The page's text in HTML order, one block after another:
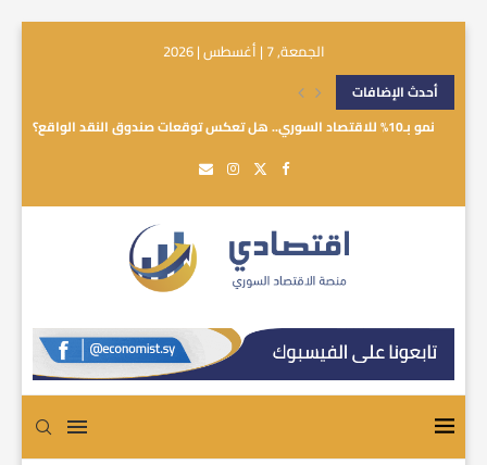
الجمعة, 7 | أغسطس | 2026
أحدث الإضافات
نمو بـ10% للاقتصاد السوري.. هل تعكس توقعات صندوق النقد الواقع؟